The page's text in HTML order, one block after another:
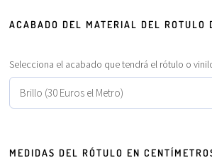
ACABADO DEL MATERIAL DEL ROTULO
Selecciona el acabado que tendrá el rótulo o
MEDIDAS DEL RÓTULO EN